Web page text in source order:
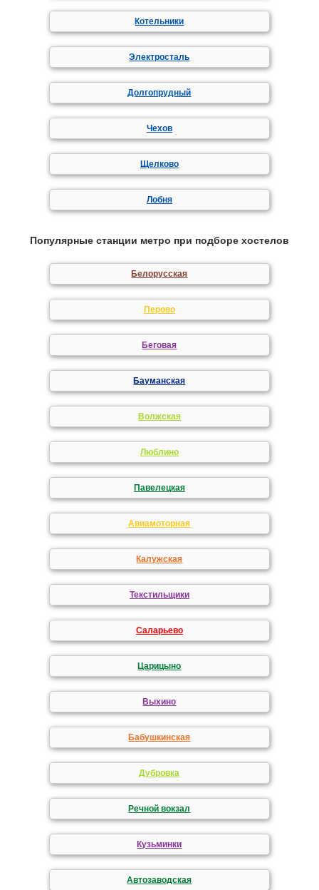
Котельники
Электросталь
Долгопрудный
Чехов
Щелково
Лобня
Популярные станции метро при подборе хостелов
Белорусская
Перово
Беговая
Бауманская
Волжская
Люблино
Павелецкая
Авиамоторная
Калужская
Текстильщики
Саларьево
Царицыно
Выхино
Бабушкинская
Дубровка
Речной вокзал
Кузьминки
Автозаводская